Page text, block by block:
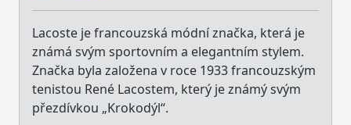
Lacoste je francouzská módní značka, která je
známá svým sportovním a elegantním stylem.
Značka byla založena v roce 1933 francouzským
tenistou René Lacostem, který je známý svým
přezdívkou „Krokodýl“.